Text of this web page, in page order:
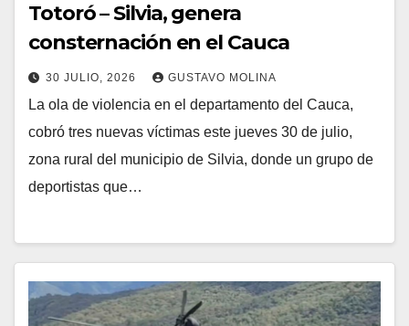
Totoró – Silvia, genera
consternación en el Cauca
30 JULIO, 2026 GUSTAVO MOLINA
La ola de violencia en el departamento del Cauca,
cobró tres nuevas víctimas este jueves 30 de julio,
zona rural del municipio de Silvia, donde un grupo de
deportistas que…